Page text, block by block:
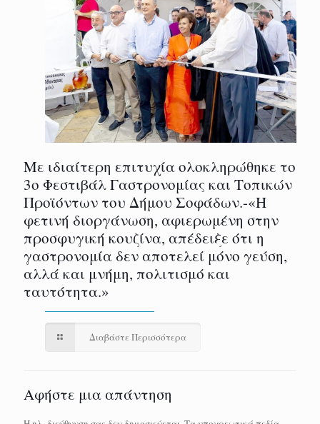
Με ιδιαίτερη επιτυχία ολοκληρώθηκε το
3ο Φεστιβάλ Γαστρονομίας και Τοπικών
Προϊόντων του Δήμου Σοφάδων.-«Η
φετινή διοργάνωση, αφιερωμένη στην
προσφυγική κουζίνα, απέδειξε ότι η
γαστρονομία δεν αποτελεί μόνο γεύση,
αλλά και μνήμη, πολιτισμό και
ταυτότητα.»
Διαβάστε Περισσότερα
Αφήστε μια απάντηση